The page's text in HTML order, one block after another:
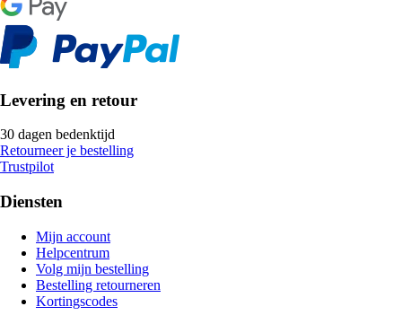
Levering en retour
30 dagen bedenktijd
Retourneer je bestelling
Trustpilot
Diensten
Mijn account
Helpcentrum
Volg mijn bestelling
Bestelling retourneren
Kortingscodes